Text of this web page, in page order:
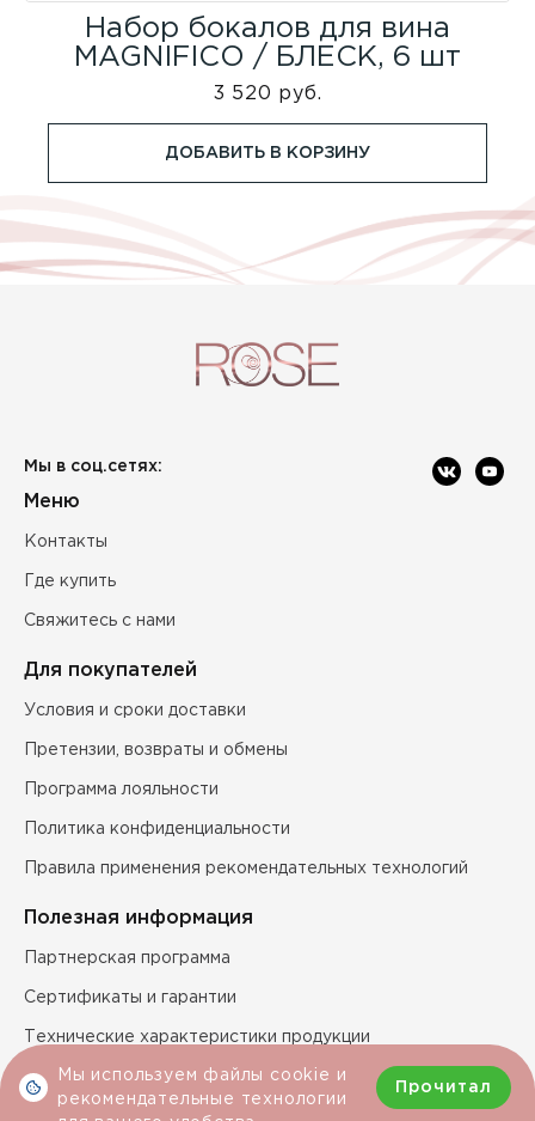
Набор бокалов для вина
MAGNIFICO / БЛЕСК, 6 шт
3 520 руб.
ДОБАВИТЬ В КОРЗИНУ
Мы в соц.сетях:
Меню
Контакты
Где купить
Свяжитесь с нами
Для покупателей
Условия и сроки доставки
Претензии, возвраты и обмены
Программа лояльности
Политика конфиденциальности
Правила применения рекомендательных технологий
Полезная информация
Партнерская программа
Сертификаты и гарантии
Технические характеристики продукции
Мы используем файлы cookie и
рекомендательные технологии
Прочитал